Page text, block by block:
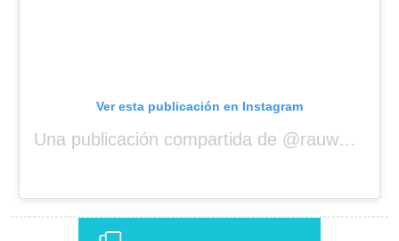
Ver esta publicación en Instagram
Una publicación compartida de @rauwalejandro